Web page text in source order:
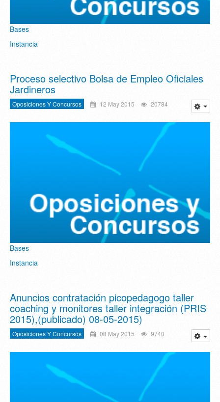
Bases
Instancia
Proceso selectivo Bolsa de Empleo Oficiales
Jardineros
Oposiciones Y Concursos 12 May 2015 20784
Bases
Instancia
Anuncios contratación picopedagogo taller
coaching y monitores taller integración (PRIS
2015),(publicado) 08-05-2015)
Oposiciones Y Concursos 08 May 2015 9740